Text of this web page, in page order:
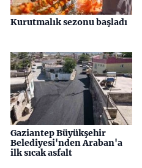
Kurutmalık sezonu başladı
Gaziantep Büyükşehir
Belediyesi'nden Araban'a
ilk sıcak asfalt